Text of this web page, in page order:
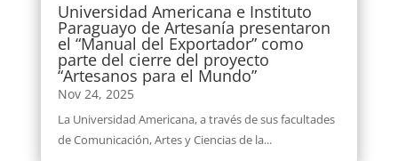
Universidad Americana e Instituto
Paraguayo de Artesanía presentaron
el “Manual del Exportador” como
parte del cierre del proyecto
“Artesanos para el Mundo”
Nov 24, 2025
La Universidad Americana, a través de sus facultades
de Comunicación, Artes y Ciencias de la...